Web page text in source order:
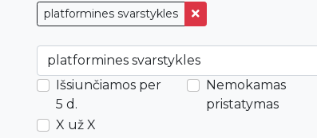
platformines svarstykles
Išsiunčiamos per
5 d.
Nemokamas
pristatymas
X už X